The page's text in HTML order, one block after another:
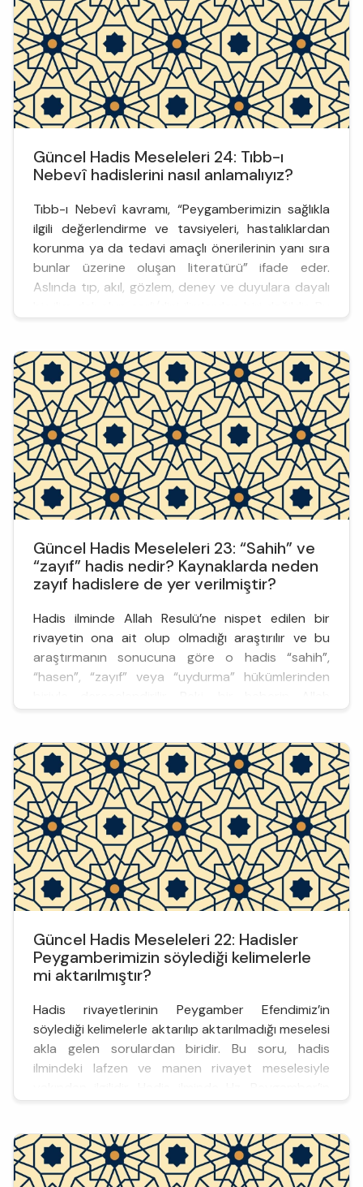
Güncel Hadis Meseleleri 24: Tıbb-ı
Nebevî hadislerini nasıl anlamalıyız?
Tıbb-ı Nebevî kavramı, “Peygamberimizin sağlıkla
ilgili değerlendirme ve tavsiyeleri, hastalıklardan
korunma ya da tedavi amaçlı önerilerinin yanı sıra
bunlar üzerine oluşan literatürü” ifade eder.
Aslında tıp, akıl, gözlem, deney ve duyulara dayalı
Güncel Hadis Meseleleri 23: “Sahih” ve
“zayıf” hadis nedir? Kaynaklarda neden
zayıf hadislere de yer verilmiştir?
Hadis ilminde Allah Resulü’ne nispet edilen bir
rivayetin ona ait olup olmadığı araştırılır ve bu
araştırmanın sonucuna göre o hadis “sahih”,
“hasen”, “zayıf” veya “uydurma” hükümlerinden
Resulü’ne aidiyeti nasıl tespit edilir? Bunun için
halinde metnini inceler. Hadisin isnadında aranan
özellik...
Güncel Hadis Meseleleri 22: Hadisler
Peygamberimizin söylediği kelimelerle
mi aktarılmıştır?
Hadis rivayetlerinin Peygamber Efendimiz’in
söylediği kelimelerle aktarılıp aktarılmadığı meselesi
akla gelen sorulardan biridir. Bu soru, hadis
ilmindeki lafzen ve manen rivayet meselesiyle
ifadelerinin değiştirilmeden kelimesi kelimesine aynı
başka kelimelerle nakline ise manen rivayet
denilmekte...